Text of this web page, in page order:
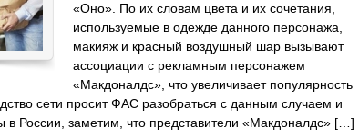
«Оно». По их словам цвета и их сочетания,
используемые в одежде данного персонажа,
макияж и красный воздушный шар вызывают
ассоциации с рекламным персонажем
«Макдоналдс», что увеличивает популярность
сети просит ФАС разобраться с данным случаем и
в России, заметим, что представители «Макдоналдс» […]